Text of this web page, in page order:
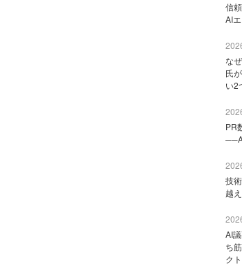
信
AI
な
氏
い2
PR
技
越
AI
ち
ク